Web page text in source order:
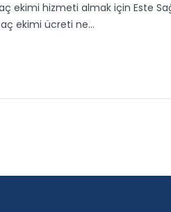
hizmeti almak için Este
ekimi ücreti ne…